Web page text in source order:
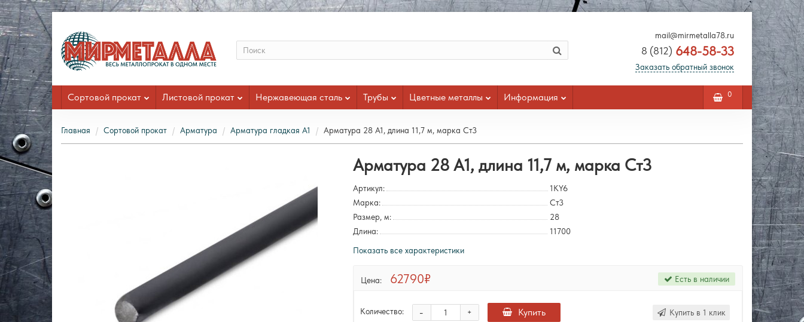
mail@mirmetalla78.ru
8 (812) 648-58-33
Заказать обратный звонок
Сортовой прокат Листовой прокат Нержавеющая сталь Трубы Цветные металлы Информация 0
Главная Сортовой прокат Арматура Арматура гладкая А1 Арматура 28 А1, длина 11,7 м, марка Ст3
Арматура 28 А1, длина 11,7 м, марка Ст3
Артикул:
1KY6
Марка:
Ст3
Размер, м:
28
Длина:
11700
Показать все характеристики
Цена: 62790₽ Есть в наличии
Количество: +
- Купить Купить в 1 клик